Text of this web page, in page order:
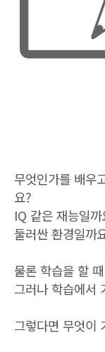
무엇인가를 배우
요?
IQ 같은 재능일
둘러싼 환경일까
물론 학습을 할
그러나 학습에서
그렇다면 무엇이